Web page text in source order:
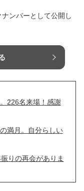
ンバーとして公開し
226名来場！感謝
満月。自分らしい
りの再会がありま